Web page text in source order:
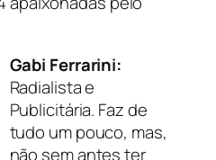
Gabi Ferrarini:
Radialista e
Publicitária. Faz de
tudo um pouco, mas,
não sem antes ter